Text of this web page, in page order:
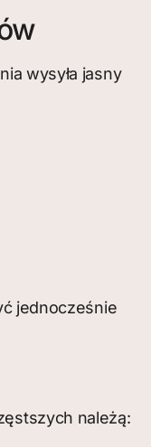
wysyła jasny
jednocześnie
należą: